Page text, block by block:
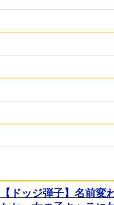
【ドッジ弾子】名前変